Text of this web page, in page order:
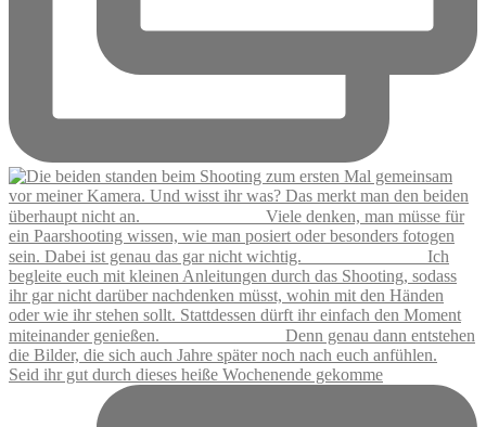
Seid ihr gut durch dieses heiße Wochenende gekomme